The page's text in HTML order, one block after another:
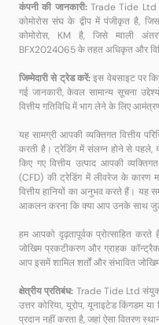
कंपनी की जानकारी:Trade Tide Ltd
कोमोरोस संघ के द्वीप में पंजीकृत है,
कोमोरोस, KM है, जिसे म्वाली
BFX2024065 के तहत अधिकृत और
जिम्मेदारी से ट्रेड करें:इस वेबसाइट पर
गई जानकारी, केवल सामान्य सूचना
वित्तीय गतिविधि में भाग लेने के लिए
यह सामग्री आपकी व्यक्तिगत वित्तीय
करती है। ट्रेडिंग में संलग्न होने से पहले,
किए गए वित्तीय उत्पाद आपकी
(CFD) की ट्रेडिंग में लीवरेज के कारण
वित्तीय हानियों का अनुभव करते हैं।
आकलन करना कि क्या आप उनके साथ
हम आपको दृढ़तापूर्वक प्रोत्साहित
जोखिम प्रकटीकरण और ग्राहक
आप इसमें शामिल शर्तों और संभावित
क्षेत्रीय प्रतिबंध: Trade Tide Ltd
उत्तर कोरिया, यूरोप, यूनाइटेड किंगडम
प्रदान नहीं करता है, जहां ऐसा वितरण